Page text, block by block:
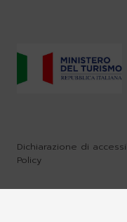
Dichiarazione di
Policy